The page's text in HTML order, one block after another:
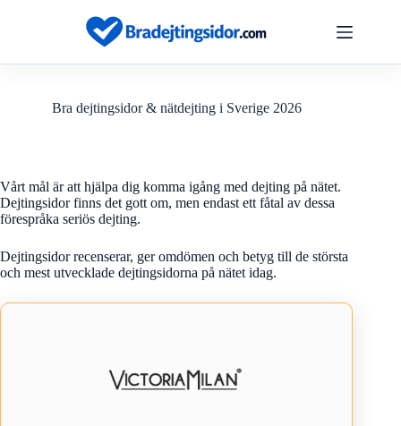
Bra dejtingsidor & nätdejting i Sverige 2026
Vårt mål är att hjälpa dig komma igång med dejting på nätet.
Dejtingsidor finns det gott om, men endast ett fåtal av dessa
förespråka seriös dejting.
Dejtingsidor recenserar, ger omdömen och betyg till de största
och mest utvecklade dejtingsidorna på nätet idag.